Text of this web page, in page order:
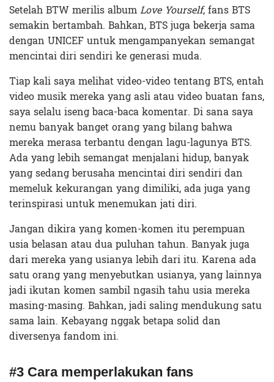
Setelah BTW merilis albumLove Yourself, fans BTS
semakin bertambah. Bahkan, BTS juga bekerja sama
dengan UNICEF untuk mengampanyekan semangat
mencintai diri sendiri ke generasi muda.
Tiap kali saya melihat video-video tentang BTS, entah
video musik mereka yang asli atau video buatan fans,
saya selalu iseng baca-baca komentar. Di sana saya
nemu banyak banget orang yang bilang bahwa
mereka merasa terbantu dengan lagu-lagunya BTS.
Ada yang lebih semangat menjalani hidup, banyak
yang sedang berusaha mencintai diri sendiri dan
memeluk kekurangan yang dimiliki, ada juga yang
terinspirasi untuk menemukan jati diri.
Jangan dikira yang komen-komen itu perempuan
usia belasan atau dua puluhan tahun. Banyak juga
dari mereka yang usianya lebih dari itu. Karena ada
satu orang yang menyebutkan usianya, yang lainnya
jadi ikutan komen sambil ngasih tahu usia mereka
masing-masing. Bahkan, jadi saling mendukung satu
sama lain. Kebayang nggak betapa solid dan
diversenya fandom ini.
#3 Cara memperlakukan fans